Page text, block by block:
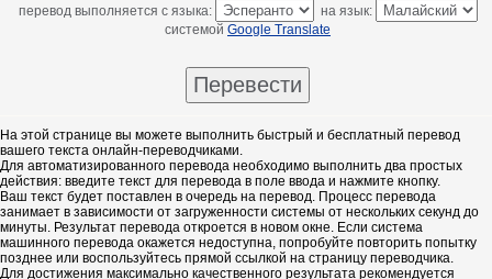
перевод выполняется с языка:
на язык:
системой Google Translate
На этой странице вы можете выполнить быстрый и бесплатный перевод
вашего текста онлайн-переводчиками.
Для автоматизированного перевода необходимо выполнить два простых
действия: введите текст для перевода в поле ввода и нажмите кнопку.
Ваш текст будет поставлен в очередь на перевод. Процесс перевода
занимает в зависимости от загруженности системы от нескольких секунд до
минуты. Результат перевода откроется в новом окне. Если система
машинного перевода окажется недоступна, попробуйте повторить попытку
позднее или воспользуйтесь прямой ссылкой на страницу переводчика.
Для достижения максимально качественного результата рекомендуется